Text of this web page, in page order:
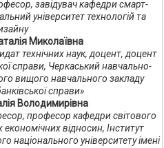
завідувач кафедри смарт-
університет технологій та
Миколаївна
технічних наук, доцент, доцент
справи, Черкаський навчально-
вищого навчального закладу
справи»
Володимирівна
професор кафедри світового
відносин, Інститут
національного університету імені